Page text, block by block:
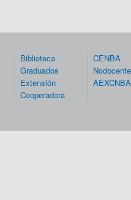
Biblioteca
Graduados
Extensión
Cooperadora
CENBA
AEXCNBA